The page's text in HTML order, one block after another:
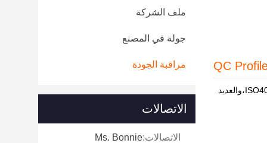
QC
شركة أجزاء أفضل قد فازت شهادة الشركة عالية التقنية، شهادة الجودة الدولية ISO9001 من مكونات آلات البناء، شهادة نظام إدارة البيئة ISO4001،والعديد
ملف الشركة
جولة في المصنع
مراقبة الجودة
الاتصالات
الاتصالات:Ms. Bonnie